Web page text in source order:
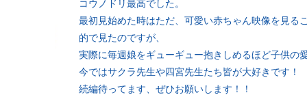
コウノドリ最高でした。
最初見始めた時はただ、可愛い赤ちゃん映像を見る
的で見たのですが、
実際に毎週娘をギューギュー抱きしめるほど子供の
今ではサクラ先生や四宮先生たち皆が大好きです！
続編待ってます、ぜひお願いします！！